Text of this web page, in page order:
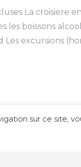
La croisiere
les boissons
excursions
sur ce site,